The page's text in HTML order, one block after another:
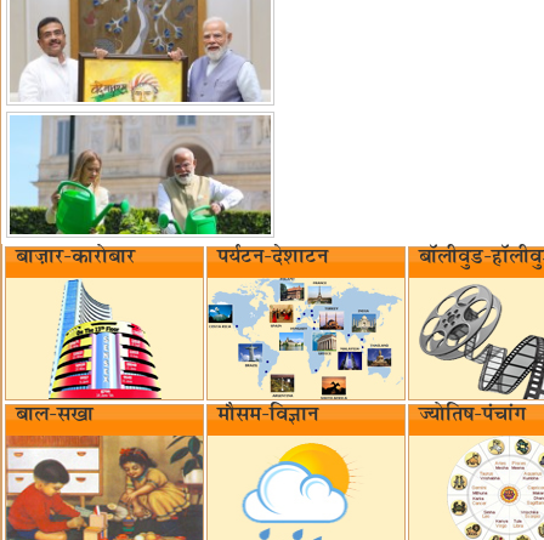
बाज़ार-कारोबार पर्यटन-देशाटन बॉलीवुड-
बाल-सखा मौसम-विज्ञान ज्योतिष-पंचांग